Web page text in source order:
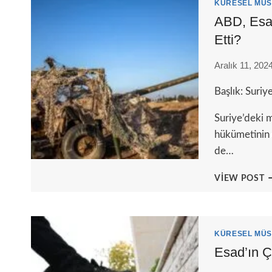
KÜRESEL
ABD,
Etti?
Aralık 11,
Başlık:
Suriye’deki
hükümetinin
de…
VIEW POST
KÜRESEL
Esad’ın